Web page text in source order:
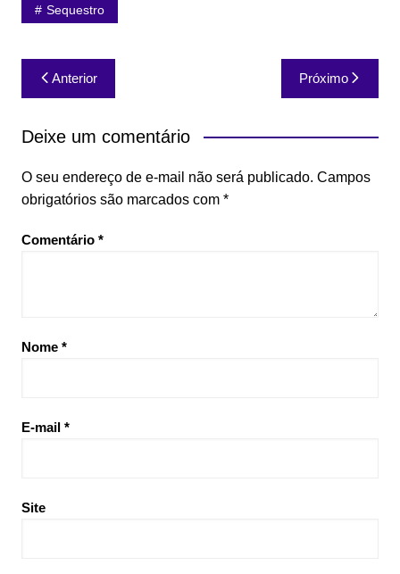
Sequestro
Navegação
de
Post
Anterior Próximo
Deixe um comentário
O seu endereço de e-mail não será publicado. Campos
obrigatórios são marcados com *
Comentário *
Nome *
E-mail *
Site